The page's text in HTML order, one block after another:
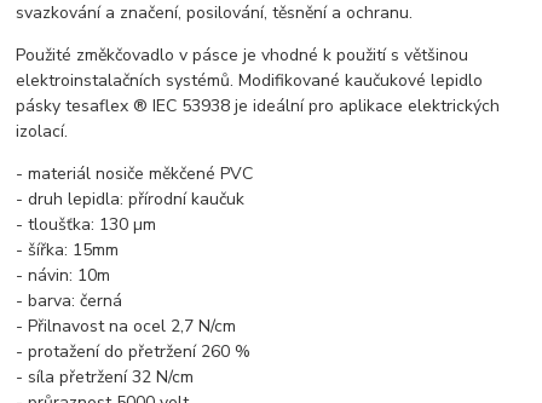
svazkování a značení, posilování, těsnění a ochranu.
Použité změkčovadlo v pásce je vhodné k použití s většinou
elektroinstalačních systémů. Modifikované kaučukové lepidlo
pásky tesaflex ® IEC 53938 je ideální pro aplikace elektrických
izolací.
- materiál nosiče měkčené PVC
- druh lepidla: přírodní kaučuk
- tloušťka: 130 µm
- šířka: 15mm
- návin: 10m
- barva: černá
- Přilnavost na ocel 2,7 N/cm
- protažení do přetržení 260 %
- síla přetržení 32 N/cm